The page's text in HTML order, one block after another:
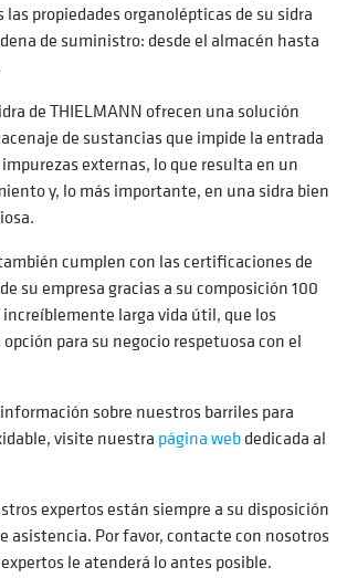
propiedades organolépticas de su sidra
de suministro: desde el almacén hasta
de THIELMANN ofrecen una solución
de sustancias que impide la entrada
externas, lo que resulta en un
y, lo más importante, en una sidra bien
cumplen con las certificaciones de
su empresa gracias a su composición 100
increíblemente larga vida útil, que los
para su negocio respetuosa con el
sobre nuestros barriles para
visite nuestra página webdedicada al
expertos están siempre a su disposición
asistencia. Por favor, contacte con nosotros
le atenderá lo antes posible.